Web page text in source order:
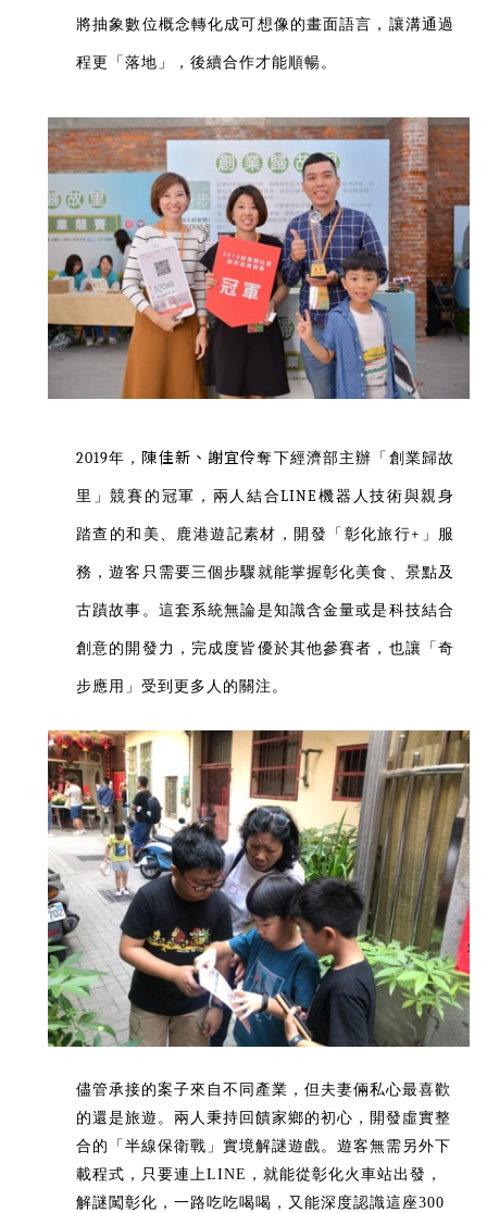
將抽象數位概念轉化成可想像的畫面語言，讓溝通過
程更「落地」，後續合作才能順暢。
2019年， 陳佳新、謝宜伶奪下經濟部主辦「創業歸故
里」競賽的冠軍，兩人結合LINE機器人技術與親身
踏查的和美、鹿港遊記素材，開發「彰化旅行+」服
務，遊客只需要三個步驟就能掌握彰化美食、景點及
古蹟故事。這套系統無論是知識含金量或是科技結合
創意的開發力，完成度皆優於其他參賽者，也讓 「奇
步應用」受到更多人的關注。
儘管承接的案子來自不同產業，但夫妻倆私心最喜歡
的還是旅遊。兩人秉持回饋家鄉的初心，開發虛實整
合的「半線保衛戰」實境解謎遊戲。遊客無需另外下
載程式，只要連上LINE，就能從彰化火車站出發，
解謎闖彰化，一路吃吃喝喝，又能深度認識這座300